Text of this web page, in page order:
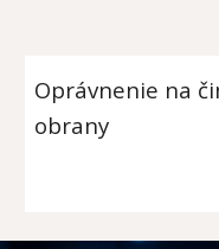
Oprávnenie na
obrany